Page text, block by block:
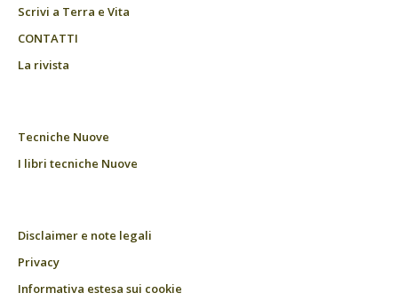
Scrivi a Terra e Vita
CONTATTI
La rivista
Tecniche Nuove
I libri tecniche Nuove
Disclaimer e note legali
Privacy
Informativa estesa sui cookie